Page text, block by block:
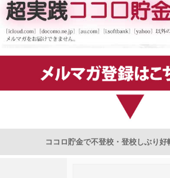
ココロ貯金で不登校・登校しぶり好